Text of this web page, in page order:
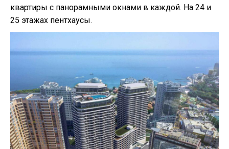
квартиры с панорамными окнами в каждой. На 24 и
25 этажах пентхаусы.